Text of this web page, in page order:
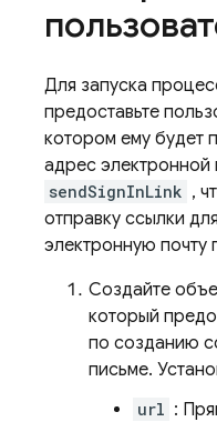
Для запуска
предоставьте
котором ему будет
адрес электронной
sendSignInLink ,
отправку ссылки
электронную почту
Создайте
который
по созданию
письме.
url :